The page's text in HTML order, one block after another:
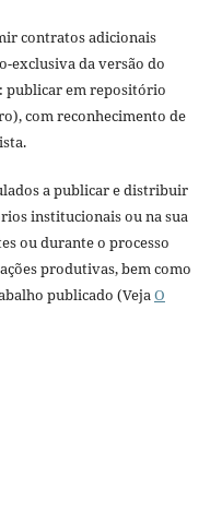
contratos adicionais
exclusiva da versão do
publicar em repositório
com reconhecimento de
a publicar e distribuir
institucionais ou na sua
ou durante o processo
produtivas, bem como
publicado (VejaO